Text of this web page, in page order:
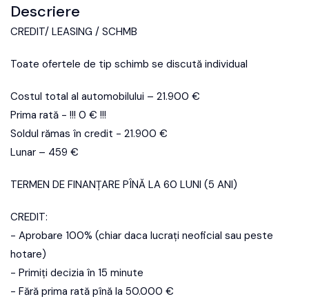
Descriere
CREDIT/ LEASING / SCHMB
Toate ofertele de tip schimb se discută individual
Costul total al automobilului – 21.900 €
Prima rată - !!! 0 € !!!
Soldul rămas în credit - 21.900 €
Lunar – 459 €
TERMEN DE FINANȚARE PÎNĂ LA 60 LUNI (5 ANI)
CREDIT:
- Aprobare 100% (chiar daca lucrați neoficial sau peste
hotare)
- Primiți decizia în 15 minute
- Fără prima rată pînă la 50.000 €